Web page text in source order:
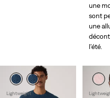
Lightweight
une
sont
une
l’été.